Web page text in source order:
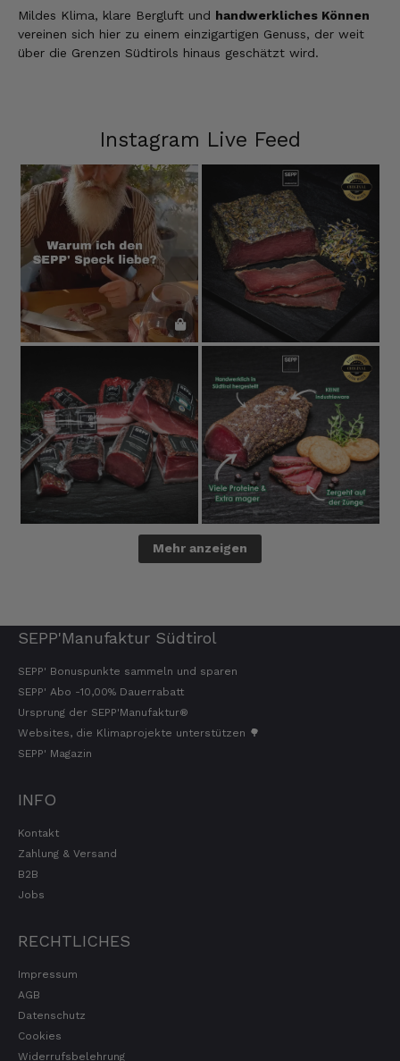
Mildes Klima, klare Bergluft und handwerkliches Können
vereinen sich hier zu einem einzigartigen Genuss, der weit
über die Grenzen Südtirols hinaus geschätzt wird.
Instagram Live Feed
Mehr anzeigen
SEPP'Manufaktur Südtirol
SEPP' Bonuspunkte sammeln und sparen
SEPP' Abo -10,00% Dauerrabatt
Ursprung der SEPP'Manufaktur®
Websites, die Klimaprojekte unterstützen 🌳
SEPP' Magazin
INFO
Kontakt
Zahlung & Versand
B2B
Jobs
RECHTLICHES
Impressum
AGB
Datenschutz
Cookies
Widerrufsbelehrung